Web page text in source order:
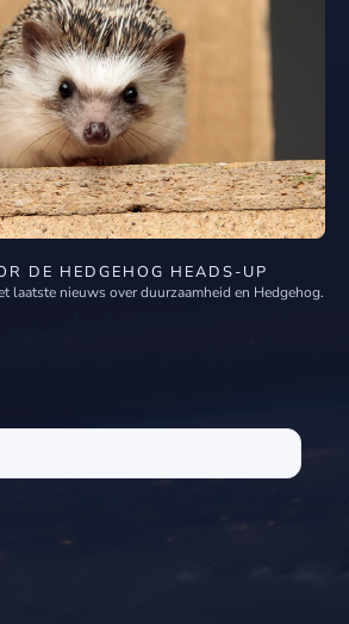
DE HEDGEHOG HEADS-UP
laatste nieuws over duurzaamheid en Hedgehog.